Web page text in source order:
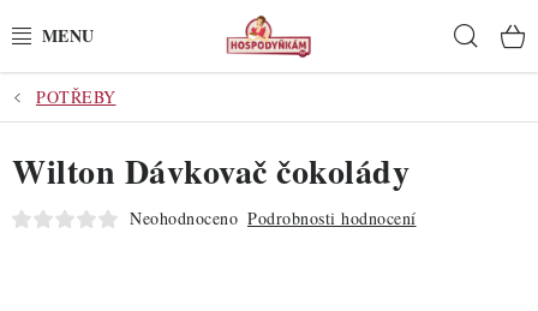
na
POTŘEBY
POMŮCKY
SUROVINY
POTŘEBY
Wilton Dávkovač čokolády
Neohodnoceno Podrobnosti hodnocení